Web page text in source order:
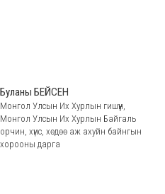
Буланы БЕЙСЕН
Монгол Улсын Их Хурлын гишүүн,
Монгол Улсын Их Хурлын Байгаль
орчин, хүнс, хөдөө аж ахуйн байнгын
хорооны дарга